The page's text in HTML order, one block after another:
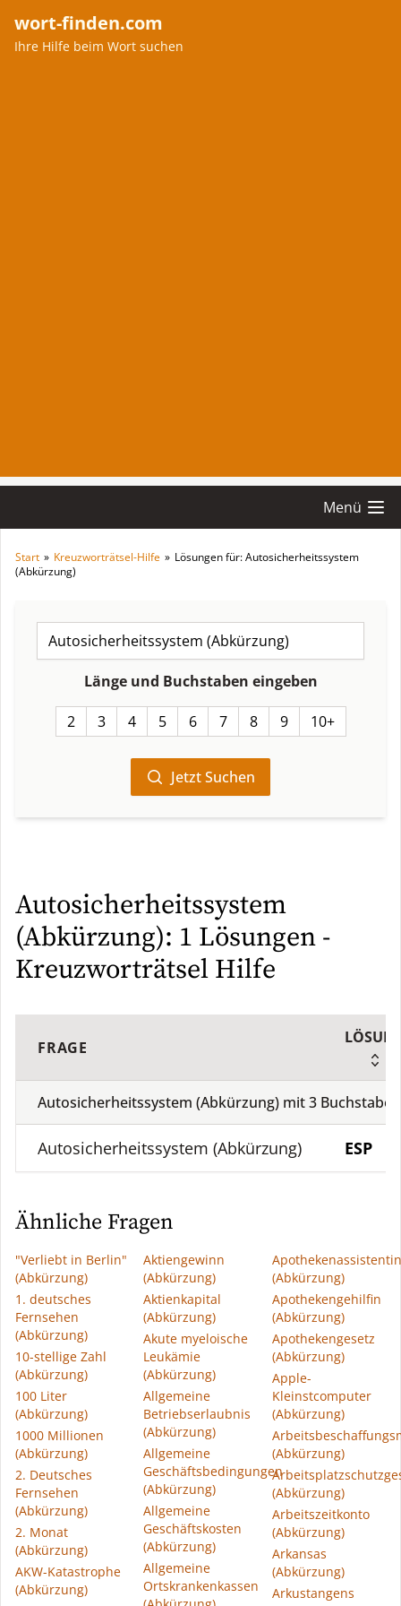
wort-finden.com
Ihre Hilfe beim Wort suchen
Menü
Start » Kreuzworträtsel-Hilfe » Lösungen für: Autosicherheitssystem
(Abkürzung)
Länge und Buchstaben eingeben
2 3 4 5 6 7 8 9 10+
Jetzt Suchen
Autosicherheitssystem
(Abkürzung): 1 Lösungen -
Kreuzworträtsel Hilfe
FRAGE
Autosicherheitssystem (Abkürzung) mit3
Autosicherheitssystem (Abkürzung) ESP
Ähnliche Fragen
"Verliebt in Berlin"
(Abkürzung)
1. deutsches
Fernsehen
(Abkürzung)
10-stellige Zahl
(Abkürzung)
100 Liter
(Abkürzung)
1000 Millionen
(Abkürzung)
2. Deutsches
Fernsehen
(Abkürzung)
2. Monat
(Abkürzung)
AKW-Katastrophe
(Abkürzung)
Aktiengewinn
(Abkürzung)
Aktienkapital
(Abkürzung)
Akute myeloische
Leukämie
(Abkürzung)
Allgemeine
Betriebserlaubnis
(Abkürzung)
Allgemeine
Geschäftsbedingungen
(Abkürzung)
Allgemeine
Geschäftskosten
(Abkürzung)
Allgemeine
Ortskrankenkassen
Apothekenassistentin
(Abkürzung)
Apothekengehilfin
(Abkürzung)
Apothekengesetz
(Abkürzung)
Apple-
Kleinstcomputer
(Abkürzung)
(Abkürzung)
(Abkürzung)
Arbeitszeitkonto
(Abkürzung)
Arkansas
(Abkürzung)
Arkustangens